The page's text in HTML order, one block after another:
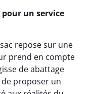
un service
repose sur une
prend en compte
de abattage
proposer un